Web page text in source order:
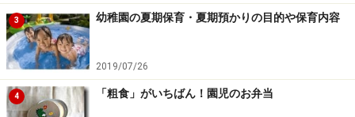
3 幼稚園の夏期保育・夏期預かりの目的や保育内容
2019/07/26
4 「粗食」がいちばん！園児のお弁当